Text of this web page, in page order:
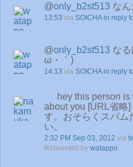
@only_b2st513 な
13:53 via SOICHA in reply
@only_b2st513 な
ω・｀)
14:13 via SOICHA in reply
hey this person
about you [URL省略
す。おそらくスパム
い。
2:32 PM Sep 03, 2012 via
Retweeted by watappo